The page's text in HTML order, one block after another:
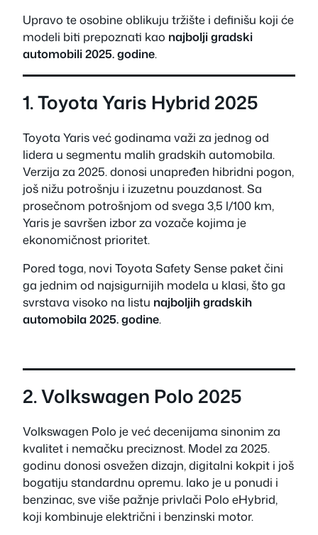
Upravo te osobine oblikuju tržište i definišu koji će
modeli biti prepoznati kao najbolji gradski
automobili 2025. godine.
1. Toyota Yaris Hybrid 2025
Toyota Yaris već godinama važi za jednog od
lidera u segmentu malih gradskih automobila.
Verzija za 2025. donosi unapređen hibridni pogon,
još nižu potrošnju i izuzetnu pouzdanost. Sa
prosečnom potrošnjom od svega 3,5 l/100 km,
Yaris je savršen izbor za vozače kojima je
ekonomičnost prioritet.
Pored toga, novi Toyota Safety Sense paket čini
ga jednim od najsigurnijih modela u klasi, što ga
svrstava visoko na listu najboljih gradskih
automobila 2025. godine.
2. Volkswagen Polo 2025
Volkswagen Polo je već decenijama sinonim za
kvalitet i nemačku preciznost. Model za 2025.
godinu donosi osvežen dizajn, digitalni kokpit i još
bogatiju standardnu opremu. Iako je u ponudi i
benzinac, sve više pažnje privlači Polo eHybrid,
koji kombinuje električni i benzinski motor.